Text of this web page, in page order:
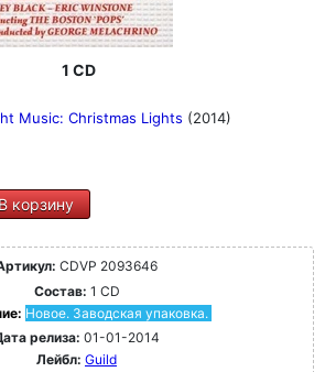
1 CD
Music: Christmas Lights (2014)
корзину
CDVP 2093646
Состав: 1 CD
Новое. Заводская упаковка.
релиза: 01-01-2014
Лейбл: Guild